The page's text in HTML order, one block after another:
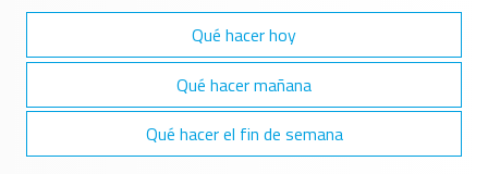
Qué hacer hoy
Qué hacer mañana
Qué hacer el fin de semana